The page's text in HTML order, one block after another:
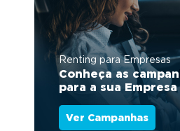
Renting para Empresas
Conheça as
para a sua Empresa
Ver Campanhas